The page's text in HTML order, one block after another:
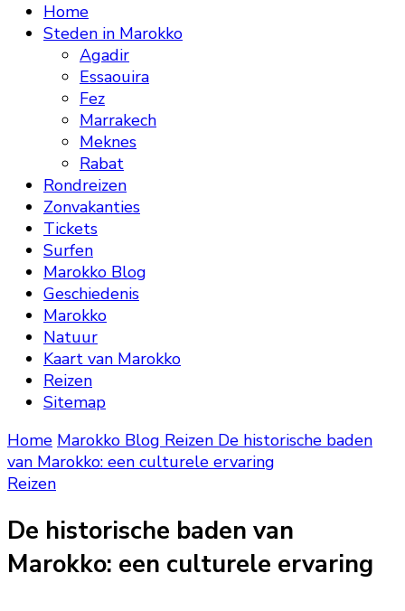
Home
Steden in Marokko
Agadir
Essaouira
Fez
Marrakech
Meknes
Rabat
Rondreizen
Zonvakanties
Tickets
Surfen
Marokko Blog
Geschiedenis
Marokko
Natuur
Kaart van Marokko
Reizen
Sitemap
Home Marokko Blog Reizen De historische baden
van Marokko: een culturele ervaring
Reizen
De historische baden van
Marokko: een culturele ervaring